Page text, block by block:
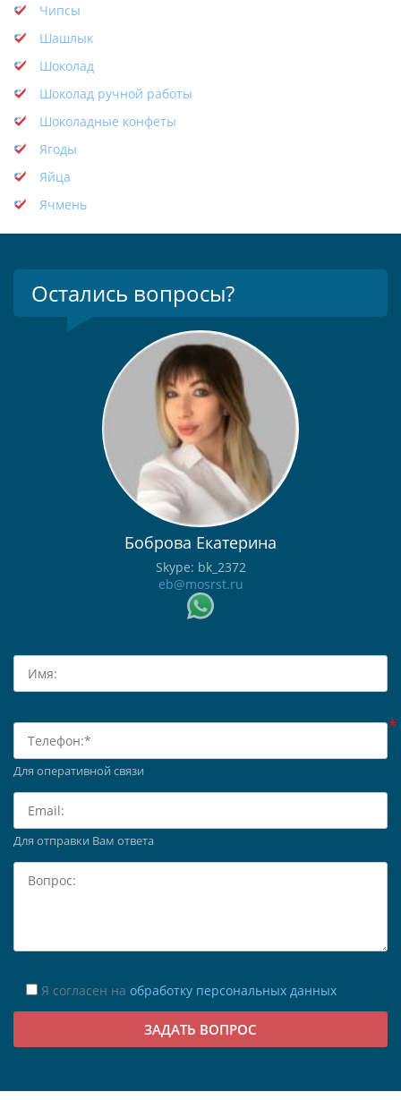
Чипсы
Шашлык
Шоколад
Шоколад ручной работы
Шоколадные конфеты
Ягоды
Яйца
Ячмень
Остались вопросы?
Боброва Екатерина
Skype: bk_2372
eb@mosrst.ru
Для оперативной связи
Для отправки Вам ответа
Я согласен на обработку персональных данных